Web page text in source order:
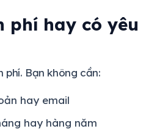
phí hay có yêu
phí. Bạn không cần:
hay email
hay hàng năm